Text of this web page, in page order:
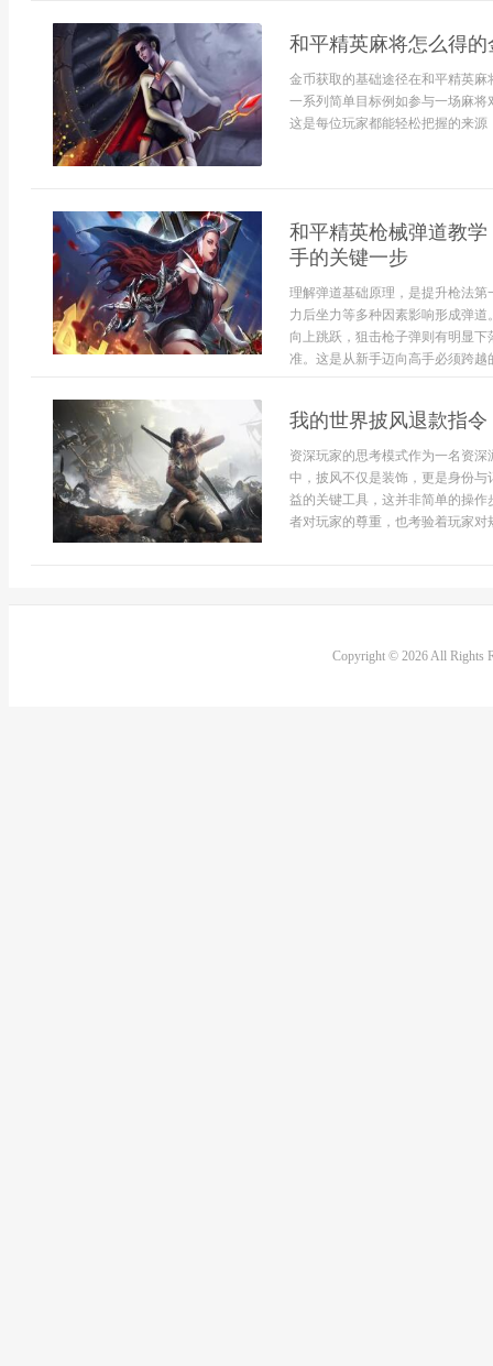
和平精英麻将怎么得
金币获取的基础途径在和平精英
一系列简单目标例如参与一场麻
这是每位玩家都能轻松把握的来
和平精英枪械弹道教
手的关键一步
理解弹道基础原理，是提升枪法
力后坐力等多种因素影响形成弹
向上跳跃，狙击枪子弹则有明显
准。这是从新手迈向高手必须跨
我的世界披风退款指
资深玩家的思考模式作为一名资
中，披风不仅是装饰，更是身份
益的关键工具，这并非简单的操
者对玩家的尊重，也考验着玩家对
Copyright © 2026 All Rights